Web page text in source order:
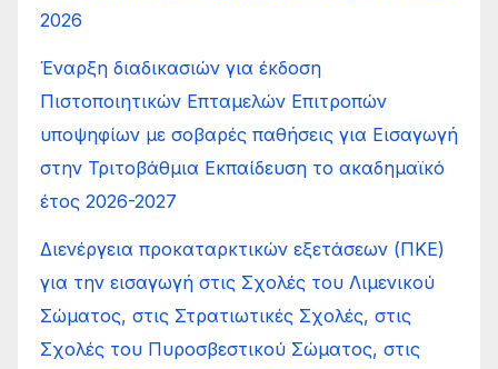
2026
Έναρξη διαδικασιών για έκδοση
Πιστοποιητικών Επταμελών Επιτροπών
υποψηφίων με σοβαρές παθήσεις για Εισαγωγή
στην Τριτοβάθμια Εκπαίδευση το ακαδημαϊκό
έτος 2026-2027
Διενέργεια προκαταρκτικών εξετάσεων (ΠΚΕ)
για την εισαγωγή στις Σχολές του Λιμενικού
Σώματος, στις Στρατιωτικές Σχολές, στις
Σχολές του Πυροσβεστικού Σώματος, στις